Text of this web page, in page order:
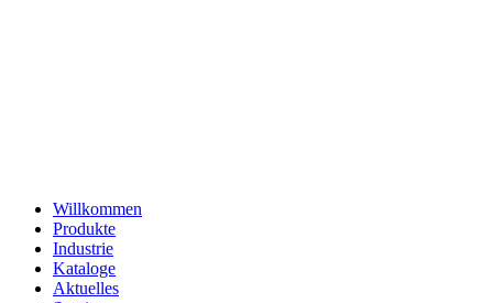
Willkommen
Produkte
Industrie
Kataloge
Aktuelles